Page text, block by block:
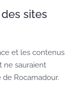
sites
et les contenus
ne sauraient
Rocamadour.